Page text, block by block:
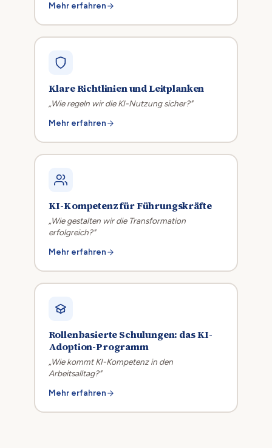
Mehr erfahren
Klare Richtlinien und Leitplanken
„Wie regeln wir die KI-Nutzung sicher?"
Mehr erfahren
KI-Kompetenz für Führungskräfte
„Wie gestalten wir die Transformation
erfolgreich?"
Mehr erfahren
Rollenbasierte Schulungen: das KI-
Adoption-Programm
„Wie kommt KI-Kompetenz in den
Arbeitsalltag?"
Mehr erfahren